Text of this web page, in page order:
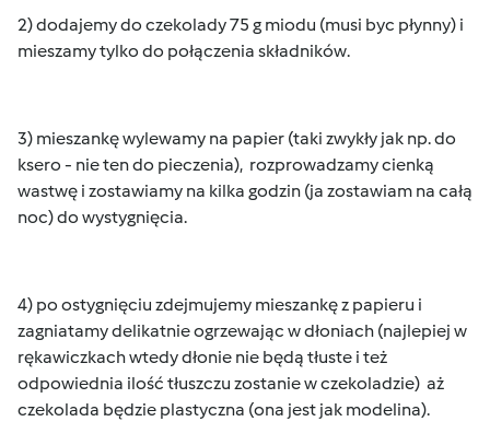
2) dodajemy do czekolady 75 g miodu (musi byc płynny) i
mieszamy tylko do połączenia składników.
3) mieszankę wylewamy na papier (taki zwykły jak np. do
ksero - nie ten do pieczenia), rozprowadzamy cienką
wastwę i zostawiamy na kilka godzin (ja zostawiam na całą
noc) do wystygnięcia.
4) po ostygnięciu zdejmujemy mieszankę z papieru i
zagniatamy delikatnie ogrzewając w dłoniach (najlepiej w
rękawiczkach wtedy dłonie nie będą tłuste i też
odpowiednia ilość tłuszczu zostanie w czekoladzie) aż
czekolada będzie plastyczna (ona jest jak modelina).